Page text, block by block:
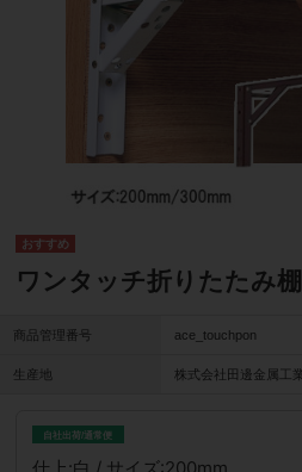
ワンタッチ折りたたみ
商品管理番号 ace_touchpon
生産地 株式会社田邊金属工
自社出荷/通常便